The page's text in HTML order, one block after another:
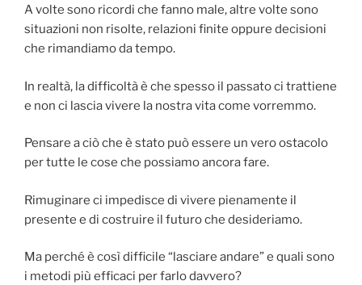
A volte sono ricordi che fanno male, altre volte sono
situazioni non risolte, relazioni finite oppure decisioni
che rimandiamo da tempo.
In realtà, la difficoltà è che spesso il passato ci trattiene
e non ci lascia vivere la nostra vita come vorremmo.
Pensare a ciò che è stato può essere un vero ostacolo
per tutte le cose che possiamo ancora fare.
Rimuginare ci impedisce di vivere pienamente il
presente e di costruire il futuro che desideriamo.
Ma perché è così difficile “lasciare andare” e quali sono
i metodi più efficaci per farlo davvero?